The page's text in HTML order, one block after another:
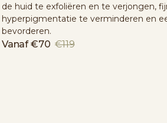
de huid te exfoliëren en te verjongen,
hyperpigmentatie te verminderen en
bevorderen.
Vanaf €70 €119